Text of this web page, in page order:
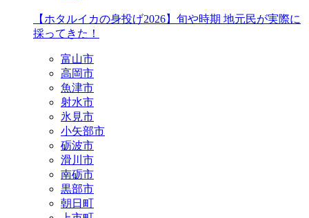
【ホタルイカの身投げ2026】旬や時期 地元民が実際に
採ってきた！
富山市
高岡市
魚津市
射水市
氷見市
小矢部市
砺波市
滑川市
南砺市
黒部市
朝日町